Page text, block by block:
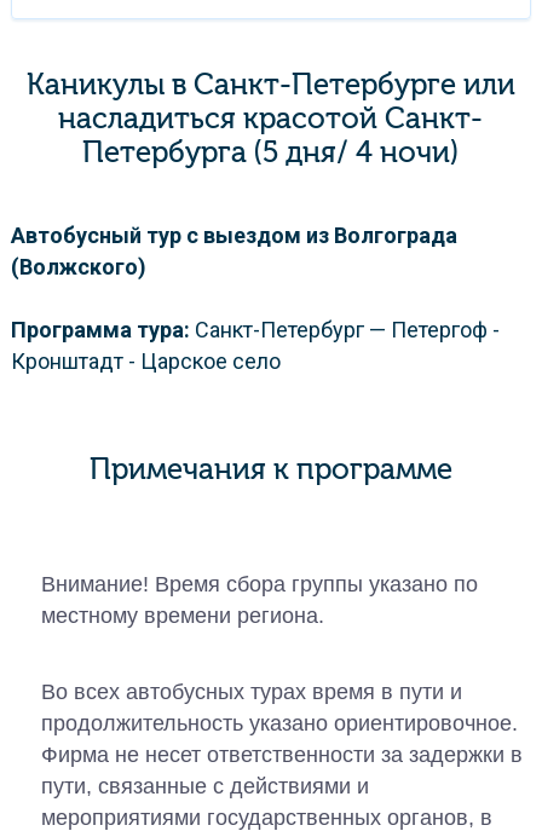
Каникулы в Санкт-Петербурге или
насладиться красотой Санкт-
Петербурга (5 дня/ 4 ночи)
Автобусный тур с выездом из Волгограда
(Волжского)
Программа тура: Санкт-Петербург — Петергоф -
Кронштадт - Царское село
Примечания к программе
Внимание! Время сбора группы указано по
местному времени региона.
Во всех автобусных турах время в пути и
продолжительность указано ориентировочное.
Фирма не несет ответственности за задержки в
пути, связанные с действиями и
мероприятиями государственных органов, в